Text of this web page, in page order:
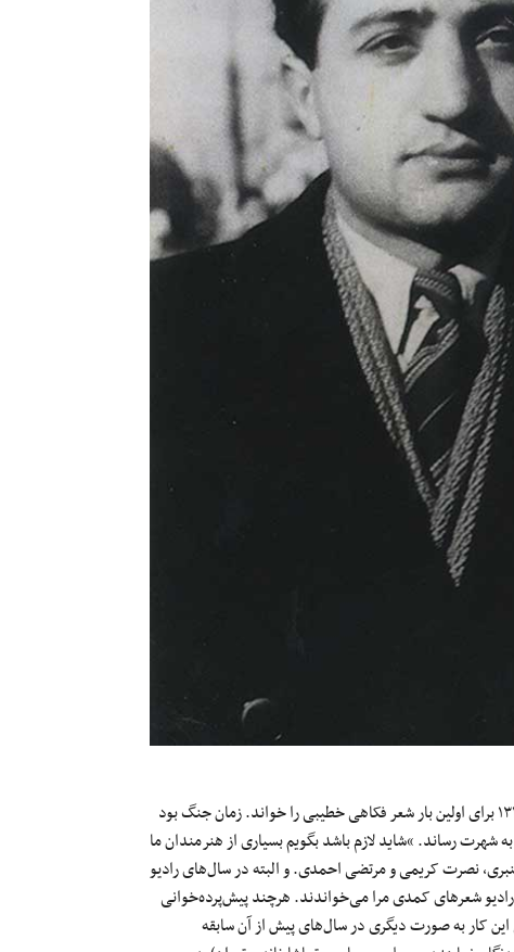
مجید محسنی که دیپلم هنرستان هنرپیشگی را گرفته بود، در سال ۱۳۱۹ برای اولین بار شعر فکاهی خطیبی را خواند. زمان جنگ بود
رساند. “شاید لازم باشد بگویم بسیاری از هنرمندان ما
نصرت کریمی‌ و مرتضی احمدی. و البته در سال‌های رادیو
شعرهای کمدی مرا می‌خواندند. هرچند پیش‌پرده‌خوانی
این کار به صورت دیگری در سال‌های پیش از آن سابقه